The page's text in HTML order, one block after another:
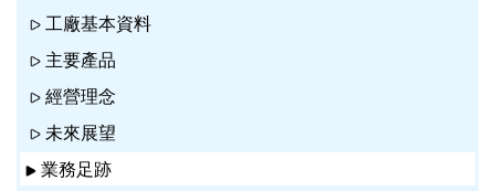
工廠基本資料
主要產品
經營理念
未來展望
業務足跡